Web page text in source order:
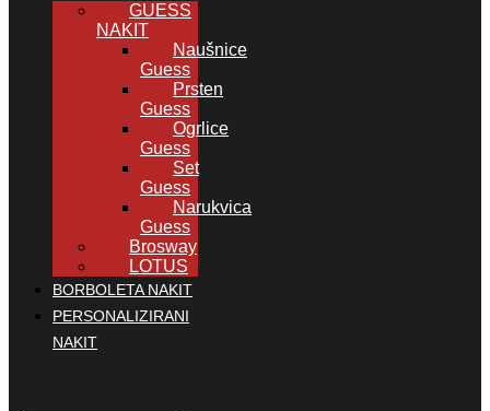
GUESS
NAKIT
Naušnice
Guess
Prsten
Guess
Ogrlice
Guess
Set
Guess
Narukvica
Guess
Brosway
LOTUS
BORBOLETA NAKIT
PERSONALIZIRANI
NAKIT